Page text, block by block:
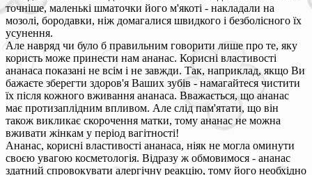
точніше, маленькі шматочки його м'якоті - накладали на
мозолі, бородавки, ніж домагалися швидкого і безболісного їх
усунення.
Але навряд чи було б правильним говорити лише про те, яку
користь може принести нам ананас. Корисні властивості
ананаса показані не всім і не завжди. Так, наприклад, якщо Ви
бажаєте зберегти здоров'я Ваших зубів - намагайтеся чистити
їх після кожного вживання ананаса. Вважається, що ананас
має протизаплідним впливом. Але слід пам'ятати, що він
також викликає скорочення матки, тому ананас не можна
вживати жінкам у період вагітності!
Ананас, корисні властивості ананаса, ніяк не могла оминути
своєю увагою косметологія. Відразу ж обмовимося - ананас
здатний спровокувати алергічну реакцію, тому його необхідно